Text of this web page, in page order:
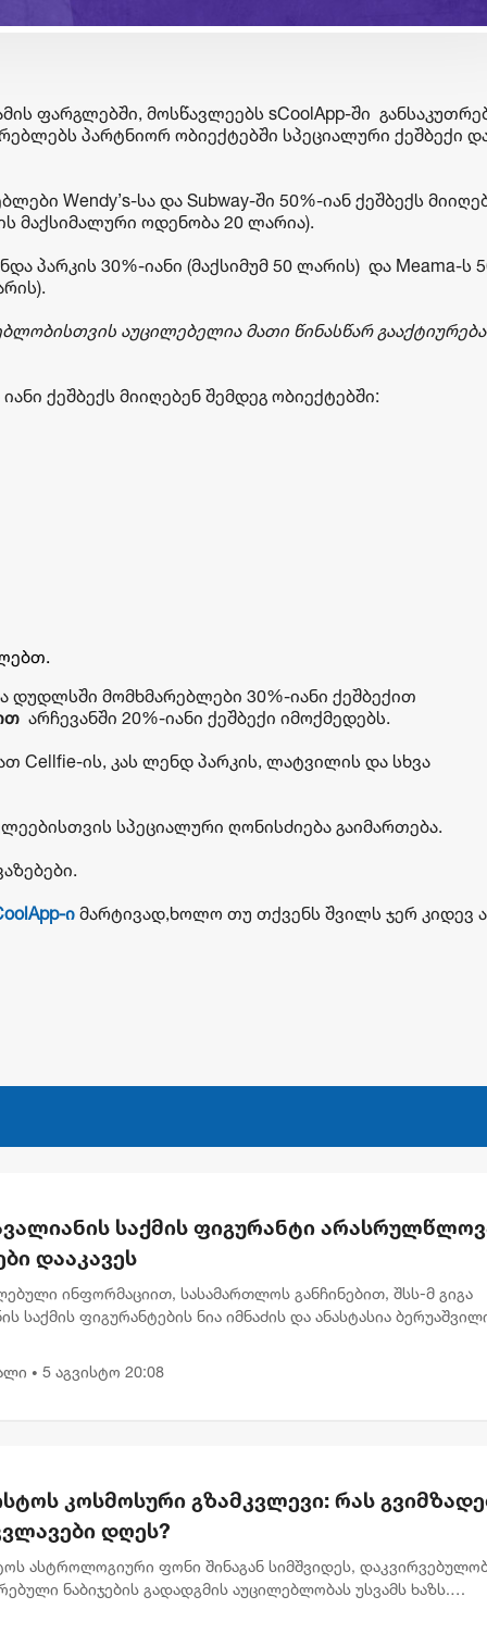
ფარგლებში, მოსწავლეებს sCoolApp-ში
პარტნიორ ობიექტებში სპეციალური ქეშბექი
Wendy’s-სა და Subway-ში 50%-იან ქეშბექს
მაქსიმალური ოდენობა 20 ლარია).
პარკის 30%-იანი (მაქსიმუმ 50 ლარის) და Meama-ს
აუცილებელია მათი წინასწარ გააქტიურება
ქეშბექს მიიღებენ შემდეგ ობიექტებში:
დუდლსში მომხმარებლები 30%-იანი ქეშბექით
არჩევანში 20%-იანი ქეშბექი იმოქმედებს.
Cellfie-ის, კას ლენდ პარკის, ლატვილის და სხვა
სპეციალური ღონისძიება გაიმართება.
ი მარტივად,ხოლო თუ თქვენს შვილს ჯერ კიდევ
საქმის ფიგურანტი
დააკავეს
ინფორმაციით, სასამართლოს განჩინებით, შსს-მ გიგა
საქმის ფიგურანტების ნია იმნაძის და ანასტასია
პ...
• 5 აგვისტო 20:08
კოსმოსური გზამკვლევი: რას
დღეს?
ასტროლოგიური ფონი შინაგან სიმშვიდეს,
ნაბიჯების გადადგმის აუცილებლობას უსვამს ხაზს.
ოსაძემ Partnership 4SDGs
პერსპექტივებზე ისაუბრა
გაგზავნაა